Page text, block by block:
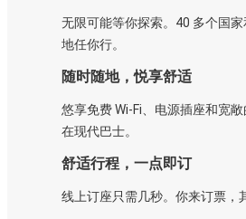
无限可能等你探索。40 多个国
地任你行。
随时随地，悦享舒适
悠享免费 Wi-Fi、电源插座和宽
在现代巴士。
舒适行程，一点即订
线上订座只需几秒。你来订票，